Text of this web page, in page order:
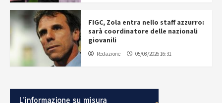
FIGC, Zola entra nello staff azzurro:
sarà coordinatore delle nazionali
giovanili
Redazione 05/08/2026 16:31